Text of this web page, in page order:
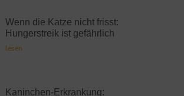
Wenn die Katze nicht frisst:
Hungerstreik ist gefährlich
lesen
Kaninchen-Erkrankung: